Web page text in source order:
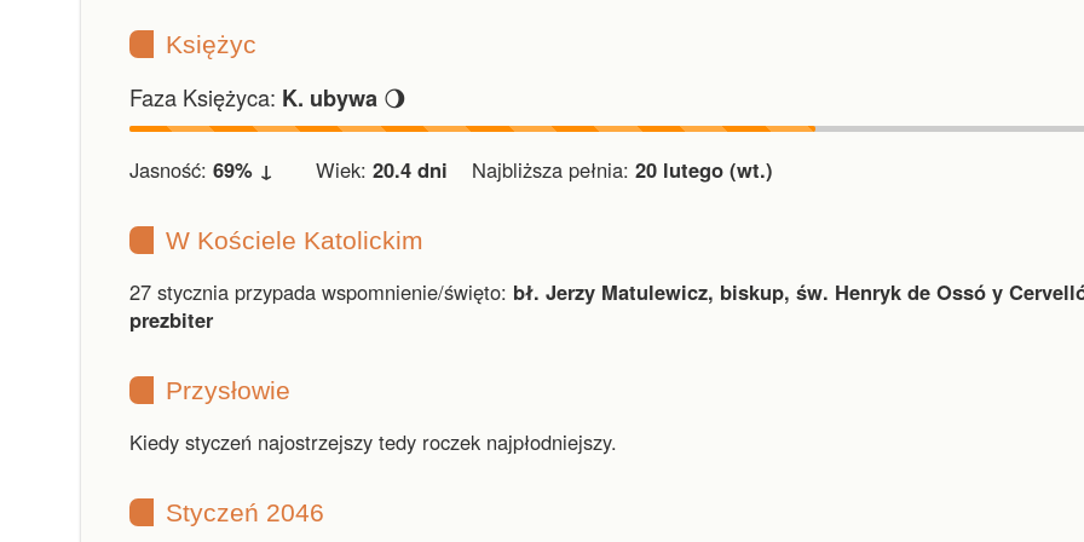
Księżyc
Faza Księżyca: K. ubywa 🌖
Jasność: 69% ↓ Wiek: 20.4 dni Najbliższa pełnia: 20 lutego (wt.)
W Kościele Katolickim
27 stycznia przypada wspomnienie/święto: bł. Jerzy Matulewicz, biskup, św. Henryk de Ossó y
prezbiter
Przysłowie
Kiedy styczeń najostrzejszy tedy roczek najpłodniejszy.
Styczeń 2046